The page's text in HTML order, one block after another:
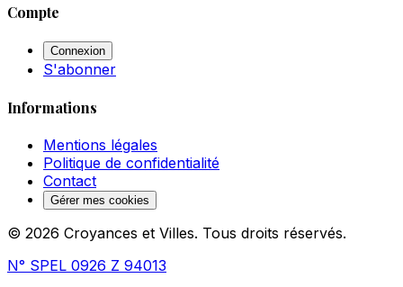
Compte
Connexion
S'abonner
Informations
Mentions légales
Politique de confidentialité
Contact
Gérer mes cookies
© 2026 Croyances et Villes. Tous droits réservés.
N° SPEL 0926 Z 94013